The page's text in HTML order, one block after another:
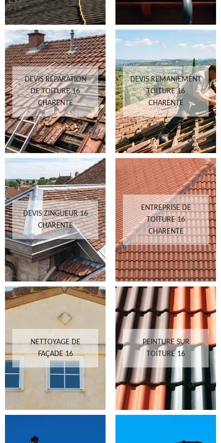
DEVIS RÉPARATION
DE TOITURE 16
CHARENTE
DEVIS REMANIEMENT
TOITURE 16
CHARENTE
DEVIS ZINGUEUR 16
CHARENTE
ENTREPRISE DE
TOITURE 16
CHARENTE
NETTOYAGE DE
FAÇADE 16
PEINTURE SUR
TOITURE 16